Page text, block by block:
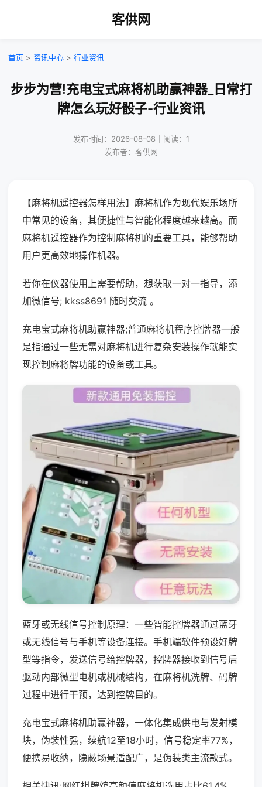
客供网
首页 > 资讯中心 > 行业资讯
步步为营!充电宝式麻将机助赢神器_日常打
牌怎么玩好骰子-行业资讯
发布时间：2026-08-08｜阅读：1
发布者：客供网
【麻将机遥控器怎样用法】麻将机作为现代娱乐场所
中常见的设备，其便捷性与智能化程度越来越高。而
麻将机遥控器作为控制麻将机的重要工具，能够帮助
用户更高效地操作机器。
若你在仪器使用上需要帮助，想获取一对一指导，添
加微信号; kkss8691 随时交流 。
充电宝式麻将机助赢神器;普通麻将机程序控牌器一般
是指通过一些无需对麻将机进行复杂安装操作就能实
现控制麻将牌功能的设备或工具。
蓝牙或无线信号控制原理：一些智能控牌器通过蓝牙
或无线信号与手机等设备连接。手机端软件预设好牌
型等指令，发送信号给控牌器，控牌器接收到信号后
驱动内部微型电机或机械结构，在麻将机洗牌、码牌
过程中进行干预，达到控牌目的。
充电宝式麻将机助赢神器，一体化集成供电与发射模
块，伪装性强，续航12至18小时，信号稳定率77%，
便携易收纳，隐蔽场景适配广，是伪装类主流款式。